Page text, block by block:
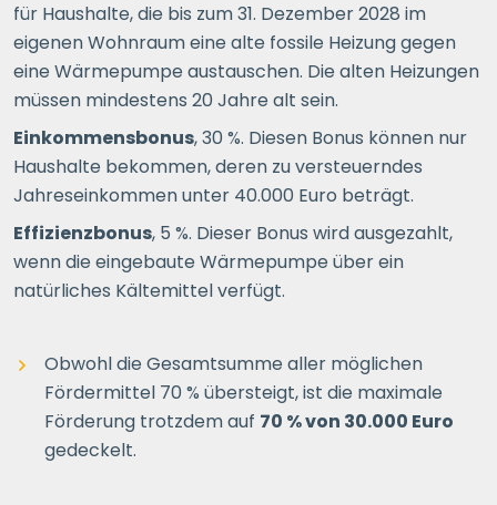
für Haushalte, die bis zum 31. Dezember 2028 im
eigenen Wohnraum eine alte fossile Heizung gegen
eine Wärmepumpe austauschen. Die alten Heizungen
müssen mindestens 20 Jahre alt sein.
Einkommensbonus, 30 %. Diesen Bonus können nur
Haushalte bekommen, deren zu versteuerndes
Jahreseinkommen unter 40.000 Euro beträgt.
Effizienzbonus, 5 %. Dieser Bonus wird ausgezahlt,
wenn die eingebaute Wärmepumpe über ein
natürliches Kältemittel verfügt.
Obwohl die Gesamtsumme aller möglichen
Fördermittel 70 % übersteigt, ist die maximale
Förderung trotzdem auf 70 % von 30.000 Euro
gedeckelt.